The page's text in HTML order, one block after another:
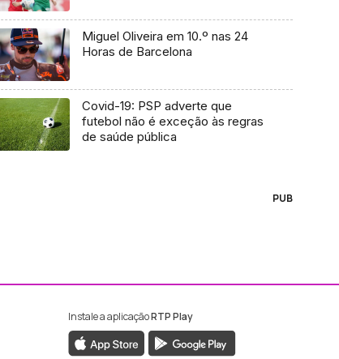
Miguel Oliveira em 10.º nas 24
Horas de Barcelona
Covid-19: PSP adverte que
futebol não é exceção às regras
de saúde pública
PUB
da RTP Madeira
da RTP Madeira
Instale a aplicaçãoRTP Play